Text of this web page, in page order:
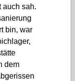
auch sah.
bin, war
dem